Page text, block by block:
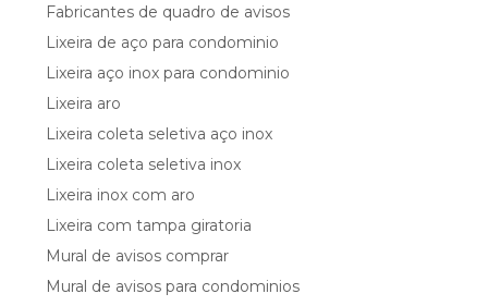
Fabricantes de quadro de avisos
Lixeira de aço para condominio
Lixeira aço inox para condominio
Lixeira aro
Lixeira coleta seletiva aço inox
Lixeira coleta seletiva inox
Lixeira inox com aro
Lixeira com tampa giratoria
Mural de avisos comprar
Mural de avisos para condominios